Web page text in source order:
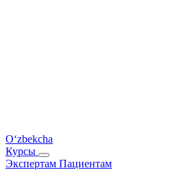
O‘zbekcha
Курсы
Экспертам Пациентам